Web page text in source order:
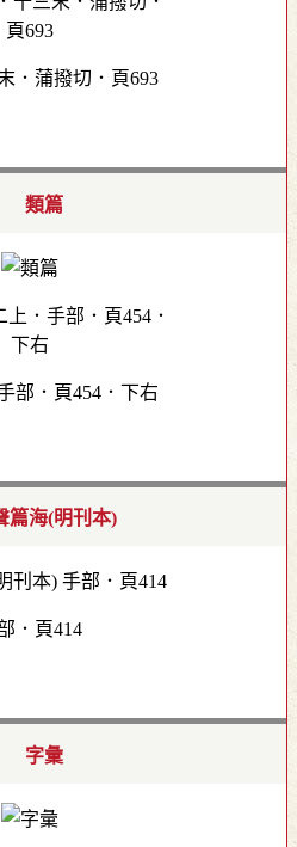
．蒲撥切．頁693
類篇
部．頁454．下右
篇海(明刊本)
．頁414
字彙